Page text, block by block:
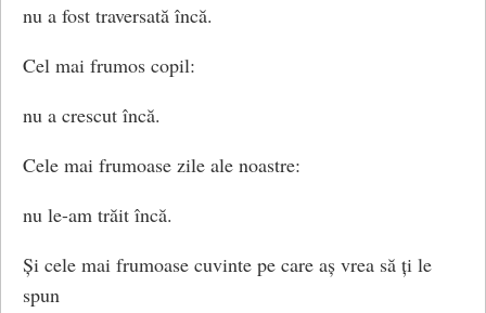
Şi în gradină mult caprifoi cu florile-n lumină.
De atunci uriaşul e singur pe lume,
Singur de tot,
Dar a înțeles
Că dragostea lui de uriaş,
Menită să înalţe un întreg oraş,
nu a fost traversată încă.
Cel mai frumos copil:
nu a crescut încă.
Cele mai frumoase zile ale noastre:
nu le-am trăit încă.
Și cele mai frumoase cuvinte pe care aș vrea să ți le
spun